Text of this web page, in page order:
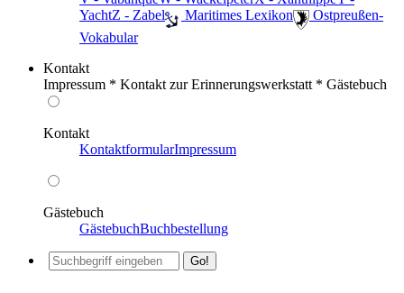
YachtZ - Zabel ️ Maritimes Lexikon
️ Ostpreußen-
Vokabular
Kontakt
Impressum * Kontakt zur Erinnerungswerkstatt * Gästebuch
Kontakt
KontaktformularImpressum
Gästebuch
GästebuchBuchbestellung